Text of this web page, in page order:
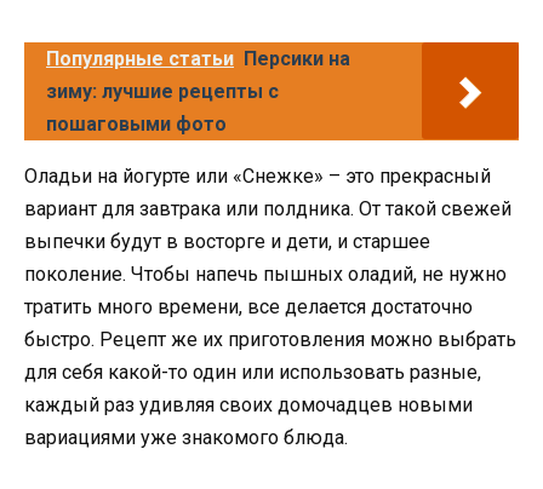
Популярные статьи Персики на
зиму: лучшие рецепты с
пошаговыми фото
Оладьи на йогурте или «Снежке» – это прекрасный
вариант для завтрака или полдника. От такой свежей
выпечки будут в восторге и дети, и старшее
поколение. Чтобы напечь пышных оладий, не нужно
тратить много времени, все делается достаточно
быстро. Рецепт же их приготовления можно выбрать
для себя какой-то один или использовать разные,
каждый раз удивляя своих домочадцев новыми
вариациями уже знакомого блюда.